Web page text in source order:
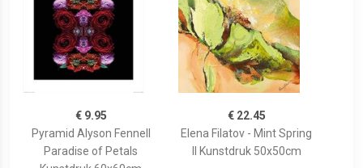
€ 9.95
Pyramid Alyson Fennell
Paradise of Petals
€ 22.45
Elena Filatov - Mint Spring
II Kunstdruk 50x50cm